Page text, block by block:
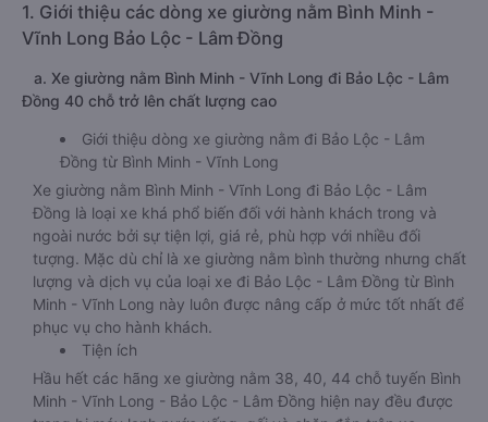
1. Giới thiệu các dòng xe giường nằm Bình Minh -
Vĩnh Long Bảo Lộc - Lâm Đồng
a. Xe giường nằm Bình Minh - Vĩnh Long đi Bảo Lộc - Lâm
Đồng 40 chỗ trở lên chất lượng cao
Giới thiệu dòng xe giường nằm đi Bảo Lộc - Lâm
Đồng từ Bình Minh - Vĩnh Long
Xe giường nằm Bình Minh - Vĩnh Long đi Bảo Lộc - Lâm
Đồng là loại xe khá phổ biến đối với hành khách trong và
ngoài nước bởi sự tiện lợi, giá rẻ, phù hợp với nhiều đối
tượng. Mặc dù chỉ là xe giường nằm bình thường nhưng chất
lượng và dịch vụ của loại xe đi Bảo Lộc - Lâm Đồng từ Bình
Minh - Vĩnh Long này luôn được nâng cấp ở mức tốt nhất để
phục vụ cho hành khách.
Tiện ích
Hầu hết các hãng xe giường nằm 38, 40, 44 chỗ tuyến Bình
Minh - Vĩnh Long - Bảo Lộc - Lâm Đồng hiện nay đều được